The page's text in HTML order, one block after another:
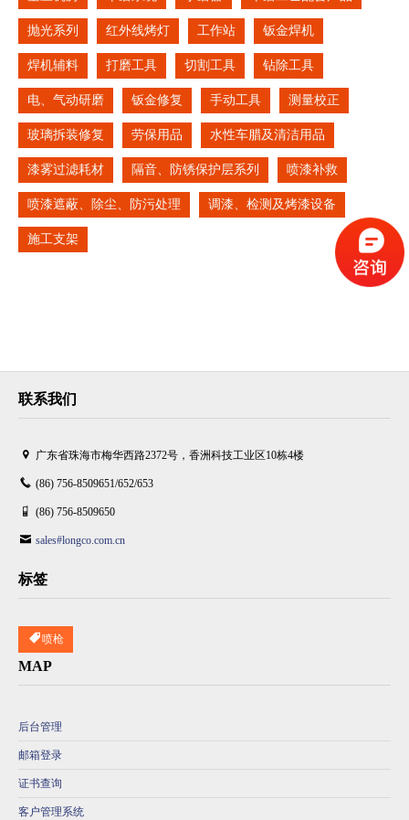
抛光系列 红外线烤灯 工作站 钣金焊机
焊机辅料 打磨工具 切割工具 钻除工具
电、气动研磨 钣金修复 手动工具 测量校正
玻璃拆装修复 劳保用品 水性车腊及清洁用品
漆雾过滤耗材 隔音、防锈保护层系列 喷漆补救
喷漆遮蔽、除尘、防污处理 调漆、检测及烤漆设备
施工支架
联系我们
广东省珠海市梅华西路2372号，香洲科技工业区10栋4楼
(86) 756-8509651/652/653
(86) 756-8509650
sales#longco.com.cn
标签
喷枪
MAP
后台管理
邮箱登录
证书查询
客户管理系统